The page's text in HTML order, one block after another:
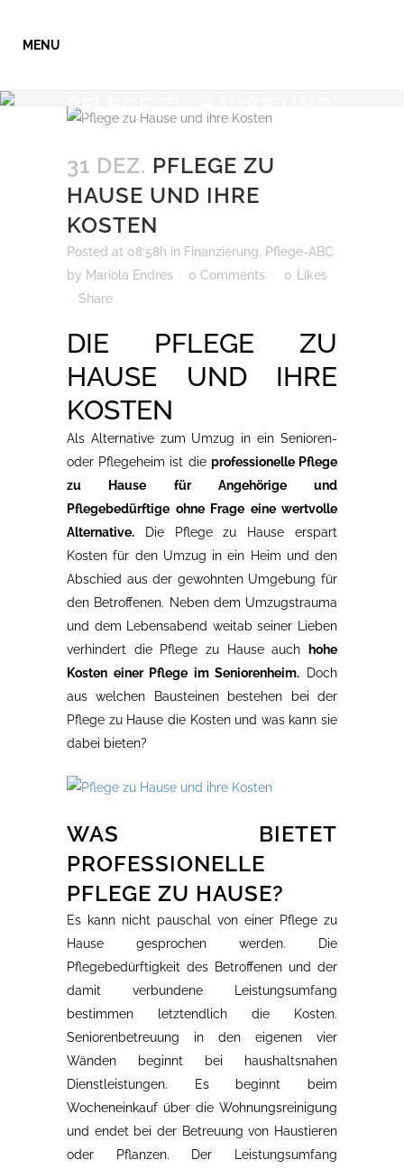
PFLEGE ZU HAUSE UND
31 DEZ. PFLEGE ZU
HAUSE UND IHRE
KOSTEN
Posted at 08:58h in Finanzierung, Pflege-ABC
by Mariola Endres 0 Comments 0
Likes
Share
DIE PFLEGE ZU
HAUSE UND IHRE
KOSTEN
Als Alternative zum Umzug in ein Senioren-
oder Pflegeheim ist die professionelle Pflege
zu Hause für Angehörige und
Pflegebedürftige ohne Frage eine wertvolle
Alternative. Die Pflege zu Hause erspart
Kosten für den Umzug in ein Heim und den
Abschied aus der gewohnten Umgebung für
den Betroffenen. Neben dem Umzugstrauma
und dem Lebensabend weitab seiner Lieben
verhindert die Pflege zu Hause auch
hohe
Kosten einer Pflege im Seniorenheim. Doch
aus welchen Bausteinen bestehen bei der
Pflege zu Hause die Kosten und was kann sie
dabei bieten?
WAS BIETET
PROFESSIONELLE
PFLEGE ZU HAUSE?
Es kann nicht pauschal von einer Pflege zu
Hause gesprochen werden. Die
Pflegebedürftigkeit des Betroffenen und der
damit verbundene Leistungsumfang
bestimmen letztendlich die Kosten.
Seniorenbetreuung in den eigenen vier
Wänden beginnt bei haushaltsnahen
Dienstleistungen. Es beginnt beim
Wocheneinkauf über die Wohnungsreinigung
und endet bei der Betreuung von Haustieren
oder Pflanzen. Der Leistungsumfang